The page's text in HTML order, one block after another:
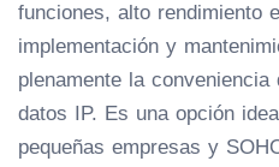
funciones, alto rendimiento
implementación y
plenamente la
datos IP. Es una opción
pequeñas empresas y